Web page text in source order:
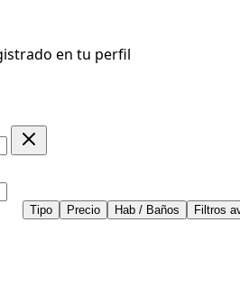
en tu perfil
Tipo Precio Hab / Baños Filtros